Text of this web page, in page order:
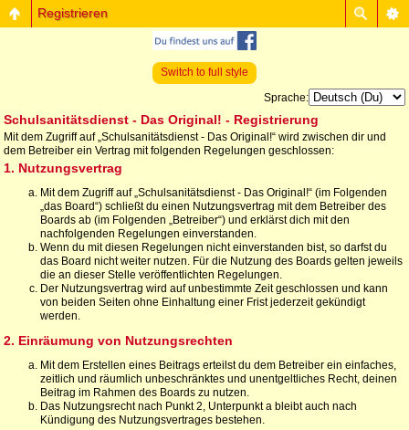
Registrieren
Switch to full style
Sprache:
Schulsanitätsdienst - Das Original! - Registrierung
Mit dem Zugriff auf „Schulsanitätsdienst - Das Original!“ wird zwischen dir und
dem Betreiber ein Vertrag mit folgenden Regelungen geschlossen:
1. Nutzungsvertrag
Mit dem Zugriff auf „Schulsanitätsdienst - Das Original!“ (im Folgenden
„das Board“) schließt du einen Nutzungsvertrag mit dem Betreiber des
Boards ab (im Folgenden „Betreiber“) und erklärst dich mit den
nachfolgenden Regelungen einverstanden.
Wenn du mit diesen Regelungen nicht einverstanden bist, so darfst du
das Board nicht weiter nutzen. Für die Nutzung des Boards gelten jeweils
die an dieser Stelle veröffentlichten Regelungen.
Der Nutzungsvertrag wird auf unbestimmte Zeit geschlossen und kann
von beiden Seiten ohne Einhaltung einer Frist jederzeit gekündigt
werden.
2. Einräumung von Nutzungsrechten
Mit dem Erstellen eines Beitrags erteilst du dem Betreiber ein einfaches,
zeitlich und räumlich unbeschränktes und unentgeltliches Recht, deinen
Beitrag im Rahmen des Boards zu nutzen.
Das Nutzungsrecht nach Punkt 2, Unterpunkt a bleibt auch nach
Kündigung des Nutzungsvertrages bestehen.